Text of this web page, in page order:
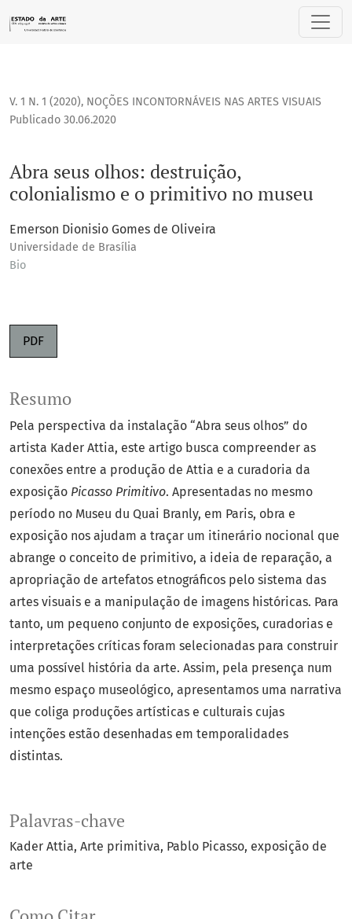
Abra seus olhos: destruição, colonialismo e o primitivo no
V. 1 N. 1 (2020), NOÇÕES INCONTORNÁVEIS NAS ARTES VISUAIS
Abra seus olhos: destruição,
colonialismo e o primitivo no museu
Publicado 30.06.2020
Emerson Dionisio Gomes de Oliveira
Universidade de Brasília
Bio
PDF
Palavras-chave
Kader Attia Arte primitiva Pablo Picasso exposição de
arte
Resumo
Pela perspectiva da instalação “Abra seus olhos” do
artista Kader Attia, este artigo busca compreender as
conexões entre a produção de Attia e a curadoria da
exposição Picasso Primitivo. Apresentadas no mesmo
período no Museu du Quai Branly, em Paris, obra e
exposição nos ajudam a traçar um itinerário nocional que
abrange o conceito de primitivo, a ideia de reparação, a
apropriação de artefatos etnográficos pelo sistema das
artes visuais e a manipulação de imagens históricas. Para
tanto, um pequeno conjunto de exposições, curadorias e
interpretações críticas foram selecionadas para construir
uma possível história da arte. Assim, pela presença num
mesmo espaço museológico, apresentamos uma narrativa
que coliga produções artísticas e culturais cujas
intenções estão desenhadas em temporalidades
distintas.